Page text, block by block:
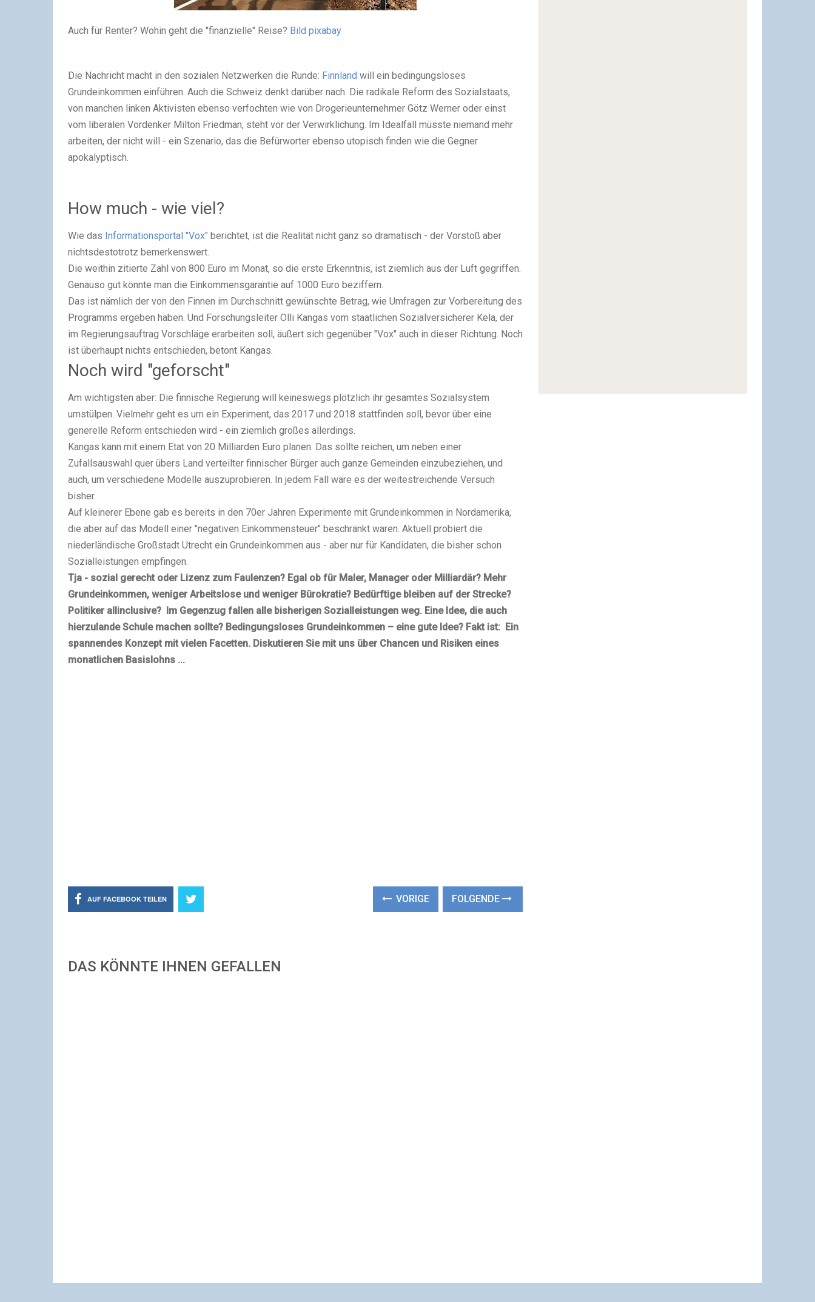
Auch für Renter? Wohin geht die "finanzielle" Reise? Bild pixabay
Die Nachricht macht in den sozialen Netzwerken die Runde: Finnland will ein bedingungsloses
Grundeinkommen einführen. Auch die Schweiz denkt darüber nach. Die radikale Reform des Sozialstaats,
von manchen linken Aktivisten ebenso verfochten wie von Drogerieunternehmer Götz Werner oder einst
vom liberalen Vordenker Milton Friedman, steht vor der Verwirklichung. Im Idealfall müsste niemand mehr
arbeiten, der nicht will - ein Szenario, das die Befürworter ebenso utopisch finden wie die Gegner
apokalyptisch.
How much - wie viel?
Wie das Informationsportal "Vox" berichtet, ist die Realität nicht ganz so dramatisch - der Vorstoß aber
nichtsdestotrotz bemerkenswert.
Die weithin zitierte Zahl von 800 Euro im Monat, so die erste Erkenntnis, ist ziemlich aus der Luft gegriffen.
Genauso gut könnte man die Einkommensgarantie auf 1000 Euro beziffern.
Das ist nämlich der von den Finnen im Durchschnitt gewünschte Betrag, wie Umfragen zur Vorbereitung des
Programms ergeben haben. Und Forschungsleiter Olli Kangas vom staatlichen Sozialversicherer Kela, der
im Regierungsauftrag Vorschläge erarbeiten soll, äußert sich gegenüber "Vox" auch in dieser Richtung. Noch
ist überhaupt nichts entschieden, betont Kangas.
Noch wird "geforscht"
Am wichtigsten aber: Die finnische Regierung will keineswegs plötzlich ihr gesamtes Sozialsystem
umstülpen. Vielmehr geht es um ein Experiment, das 2017 und 2018 stattfinden soll, bevor über eine
generelle Reform entschieden wird - ein ziemlich großes allerdings.
Kangas kann mit einem Etat von 20 Milliarden Euro planen. Das sollte reichen, um neben einer
Zufallsauswahl quer übers Land verteilter finnischer Bürger auch ganze Gemeinden einzubeziehen, und
auch, um verschiedene Modelle auszuprobieren. In jedem Fall wäre es der weitestreichende Versuch
bisher.
Auf kleinerer Ebene gab es bereits in den 70er Jahren Experimente mit Grundeinkommen in Nordamerika,
die aber auf das Modell einer "negativen Einkommensteuer" beschränkt waren. Aktuell probiert die
niederländische Großstadt Utrecht ein Grundeinkommen aus - aber nur für Kandidaten, die bisher schon
Sozialleistungen empfingen.
Tja - sozial gerecht oder Lizenz zum Faulenzen? Egal ob für Maler, Manager oder Milliardär? Mehr
Grundeinkommen, weniger Arbeitslose und weniger Bürokratie? Bedürftige bleiben auf der Strecke?
Politiker allinclusive? Im Gegenzug fallen alle bisherigen Sozialleistungen weg. Eine Idee, die auch
hierzulande Schule machen sollte? Bedingungsloses Grundeinkommen – eine gute Idee? Fakt ist: Ein
spannendes Konzept mit vielen Facetten. Diskutieren Sie mit uns über Chancen und Risiken eines
monatlichen Basislohns ...
AUF FACEBOOK TEILEN VORIGE FOLGENDE
DAS KÖNNTE IHNEN GEFALLEN